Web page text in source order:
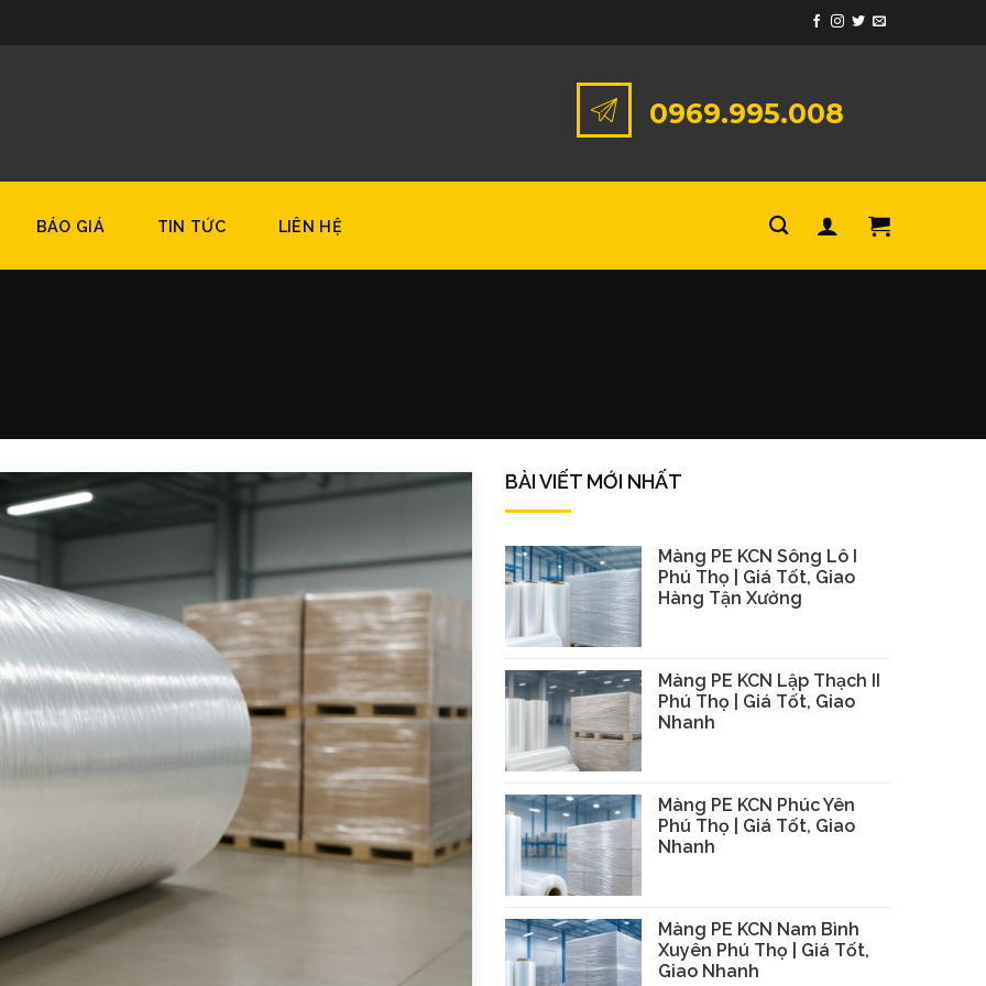
0969.995.008
BÁO GIÁ TIN TỨC LIÊN HỆ
BÀI VIẾT MỚI NHẤT
Màng PE KCN Sông Lô I
Phú Thọ | Giá Tốt, Giao
Hàng Tận Xưởng
Màng PE KCN Lập Thạch II
Phú Thọ | Giá Tốt, Giao
Nhanh
Màng PE KCN Phúc Yên
Phú Thọ | Giá Tốt, Giao
Nhanh
Màng PE KCN Nam Bình
Xuyên Phú Thọ | Giá Tốt,
Giao Nhanh